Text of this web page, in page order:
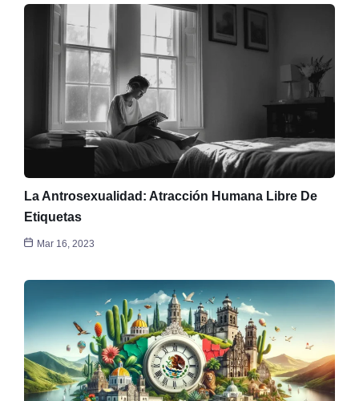
La Antrosexualidad: Atracción Humana Libre De
Etiquetas
Mar 16, 2023